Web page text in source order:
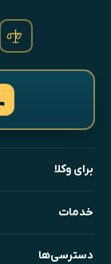
برای وکلا
خدمات
دسترسی‌ها